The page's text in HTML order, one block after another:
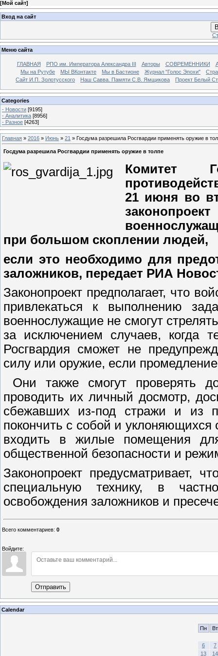
[Мой сайт]
Вход на сайт
Меню сайта
ГЛАВНАЯ РПО им. Императора Александра III Авторы СОВРЕМЕННИКИ
Мы на Рутубе
МЫ ВКонтакте Мы в Бастионе Журнал "Голос Эпохи"
Сайт И.П. Золотусского
Наш Савва. Памяти С.В. Ямщикова Проект Белый
Categories
- Новости [9195]
- Аналитика [8956]
- Разное [4263]
Главная » 2016 » Июнь » 21 » Госдума разрешила Росгвардии применять оружие в
Госдума разрешила Росгвардии применять оружие в толпе
Комитет
21 июня во
при большом скоплении людей,
если это необходимо для
заложников, передает РИА
Законопроект предполагает, что
привлекаться к выполнению
военнослужащие не смогут
за исключением случаев, когда
Росгвардия сможет не
силу или оружие, если
Они также смогут проверять
проводить их личный досмотр,
сбежавших из-под стражи и из
покончить с собой и уклоняющихся
входить в жилые помещения
общественной безопасности и
Законопроект предусматривает,
специальную технику, в
освобождения заложников и
Всего комментариев: 0
Войдите:
Отправить
Calendar
Пн Вт
6
7
13
14